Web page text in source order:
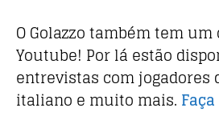
O Golazzo também tem
Youtube! Por lá estão
entrevistas com jogadores
italiano e muito mais.